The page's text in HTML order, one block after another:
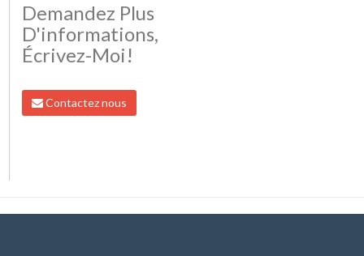
Demandez Plus
D'informations,
Écrivez-Moi!
Contactez nous